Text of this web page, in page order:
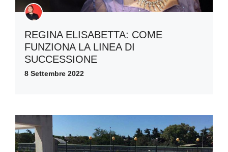
REGINA ELISABETTA: COME
FUNZIONA LA LINEA DI
SUCCESSIONE
8 Settembre 2022